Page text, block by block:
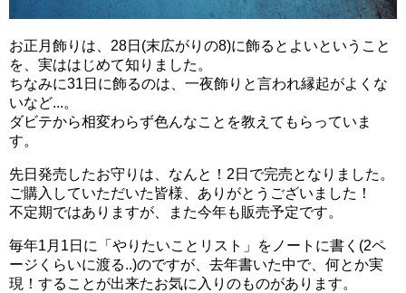
お正月飾りは、28日(末広がりの8)に飾るとよいということ
を、実ははじめて知りました。
ちなみに31日に飾るのは、一夜飾りと言われ縁起がよくな
いなど...。
ダビテから相変わらず色んなことを教えてもらっていま
す。
先日発売したお守りは、なんと！2日で完売となりました。
ご購入していただいた皆様、ありがとうございました！
不定期ではありますが、また今年も販売予定です。
毎年1月1日に「やりたいことリスト」をノートに書く(2ペ
ージくらいに渡る..)のですが、去年書いた中で、何とか実
現！することが出来たお気に入りのものがあります。